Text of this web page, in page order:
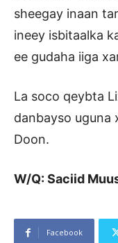
sheegay inaan
ineey isbitaalka
ee gudaha iiga
La soco qeybta
danbayso uguna
Doon.
W/Q: Saciid
Facebook